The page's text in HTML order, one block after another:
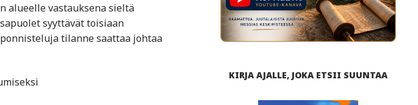
alueelle vastauksena sieltä
syyttävät toisiaan
tilanne saattaa johtaa
KIRJA AJALLE, JOKA ETSII SUUNTAA